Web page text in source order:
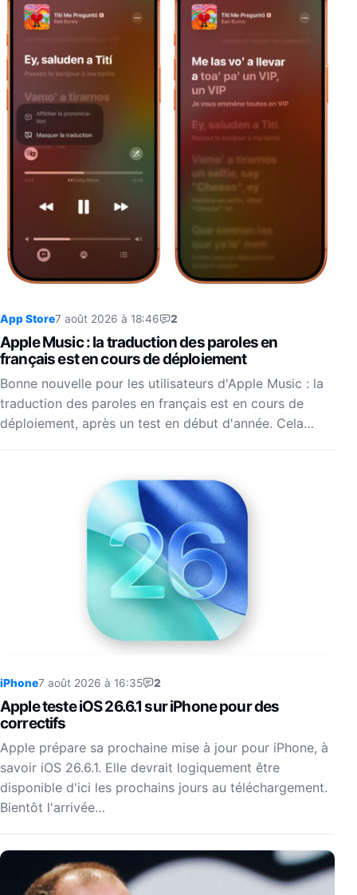
App Store7 août 2026 à 18:46 2
Apple Music : la traduction des paroles en
français est en cours de déploiement
Bonne nouvelle pour les utilisateurs d'Apple Music : la
traduction des paroles en français est en cours de
déploiement, après un test en début d'année. Cela…
iPhone7 août 2026 à 16:35 2
Apple teste iOS 26.6.1 sur iPhone pour des
correctifs
Apple prépare sa prochaine mise à jour pour iPhone, à
savoir iOS 26.6.1. Elle devrait logiquement être
disponible d'ici les prochains jours au téléchargement.
Bientôt l'arrivée…